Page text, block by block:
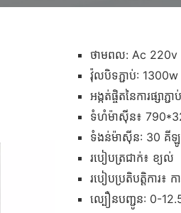
ថាមពល: Ac 220v
វ៉ុលបិទភ្ជាប់: 1300w
អង្កត់ផ្ចិតនៃការផ្សាភ្
ទំហំម៉ាស៊ីន៖
ទំងន់ម៉ាស៊ីន: 30 គីឡូ
របៀបត្រជាក់៖ ខ្យល់
របៀបប្រតិបត្តិការ៖ កា
ល្បឿនបញ្ជូន: 0-